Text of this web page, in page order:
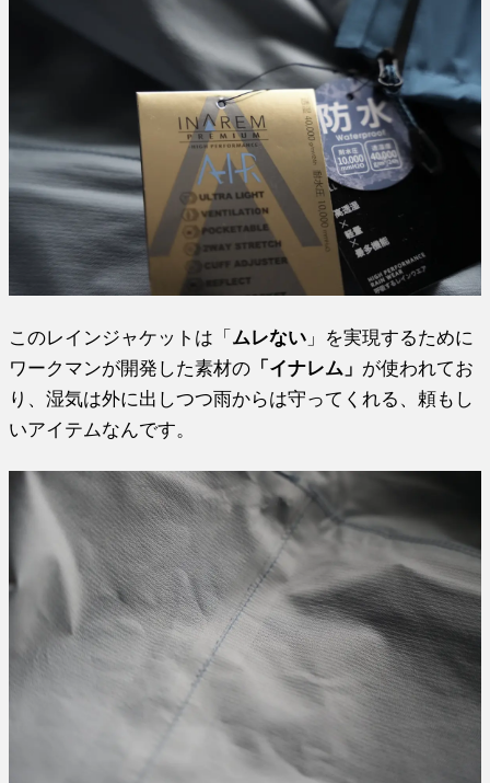
このレインジャケットは「 ムレない 」を実現するために
ワークマンが開発した素材の 「イナレム」 が使われてお
り、湿気は外に出しつつ雨からは守ってくれる、頼もし
いアイテムなんです。